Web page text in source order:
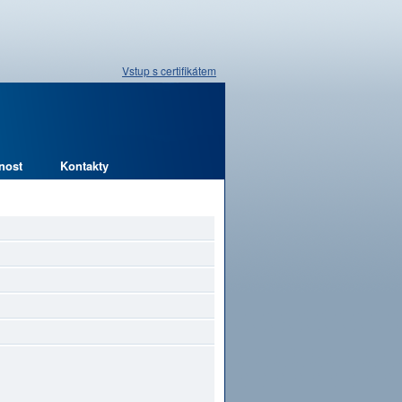
Vstup s certifikátem
Kontakty